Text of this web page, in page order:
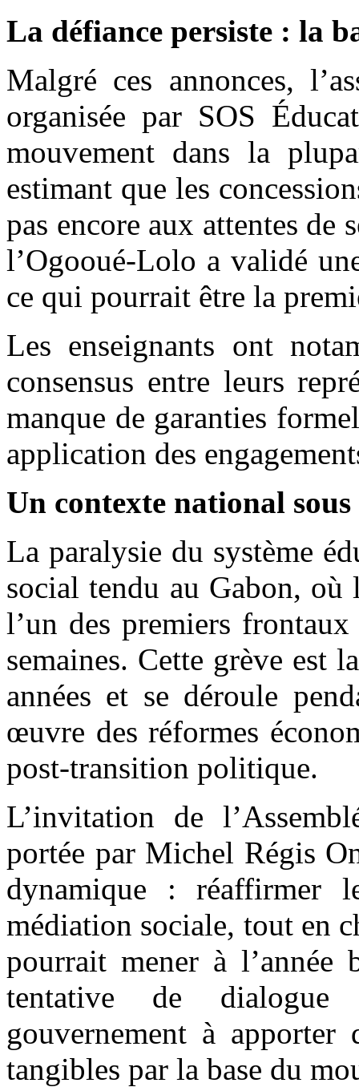
La défiance persiste : la
Malgré ces annonces,
organisée par SOS
mouvement dans la
estimant que les
pas encore aux attentes de
l’Ogooué-Lolo a validé
ce qui pourrait être la
Les enseignants ont
consensus entre leurs
manque de garanties
application des
Un contexte national
La paralysie du système
social tendu au Gabon, où
l’un des premiers
semaines. Cette grève est
années et se déroule
œuvre des réformes
post-transition politique.
L’invitation de
portée par Michel Régis
dynamique : réaffirmer
médiation sociale, tout en
pourrait mener à l’année
tentative de dialogue
gouvernement à apporter
tangibles par la base du